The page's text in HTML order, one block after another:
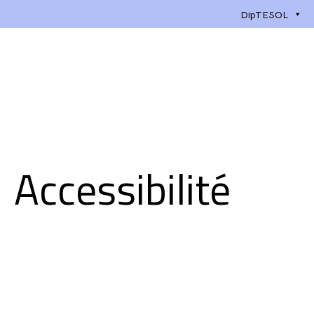
DipTESOL
Accessibilité